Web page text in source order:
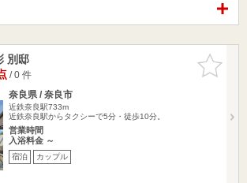
お気に入
りに追加
別邸
/ 0 件
奈良県 / 奈良市
近鉄奈良駅733m
近鉄奈良駅からタクシーで5分・徒歩10分。
営業時間
入浴料金 ～
宿泊 カップル